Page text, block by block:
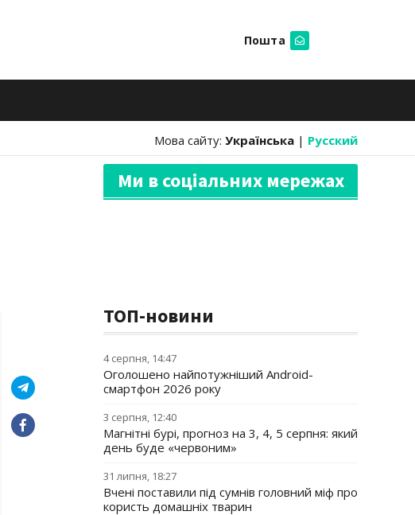
Пошта
Мова сайту: Українська | Русский
Ми в соціальних мережах
ТОП-новини
4 серпня, 14:47
Оголошено найпотужніший Android-
смартфон 2026 року
3 серпня, 12:40
Магнітні бурі, прогноз на 3, 4, 5 серпня: який
день буде «червоним»
31 липня, 18:27
Вчені поставили під сумнів головний міф про
користь домашніх тварин